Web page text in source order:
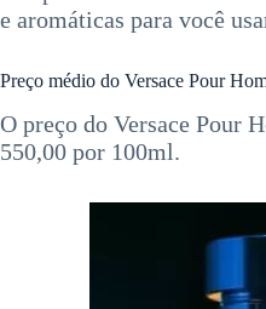
e aromáticas para você
Preço médio do Versace Pour
O preço do Versace Pour
550,00 por 100ml.